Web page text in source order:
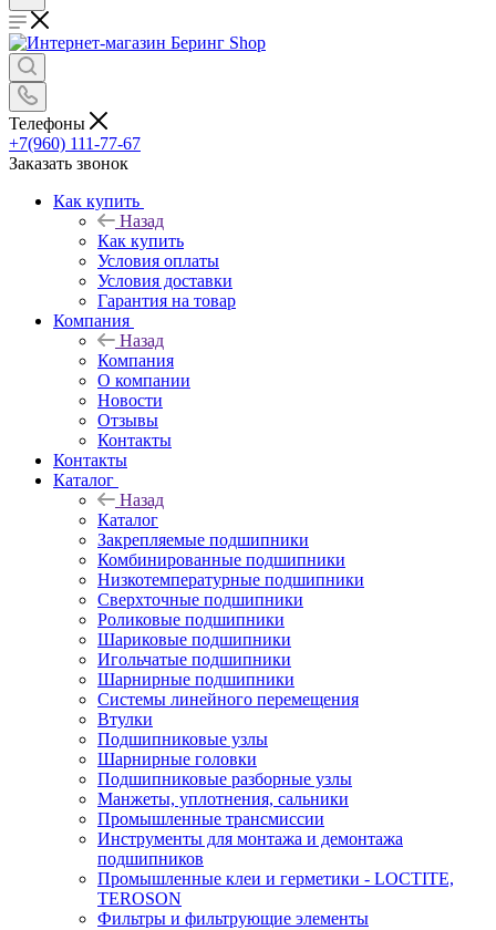
Телефоны
+7(960) 111-77-67
Заказать звонок
Как купить
Назад
Как купить
Условия оплаты
Условия доставки
Гарантия на товар
Компания
Назад
Компания
О компании
Новости
Отзывы
Контакты
Контакты
Каталог
Назад
Каталог
Закрепляемые подшипники
Комбинированные подшипники
Низкотемпературные подшипники
Сверхточные подшипники
Роликовые подшипники
Шариковые подшипники
Игольчатые подшипники
Шарнирные подшипники
Системы линейного перемещения
Втулки
Подшипниковые узлы
Шарнирные головки
Подшипниковые разборные узлы
Манжеты, уплотнения, сальники
Промышленные трансмиссии
Инструменты для монтажа и демонтажа
подшипников
Промышленные клеи и герметики - LOCTITE,
TEROSON
Фильтры и фильтрующие элементы